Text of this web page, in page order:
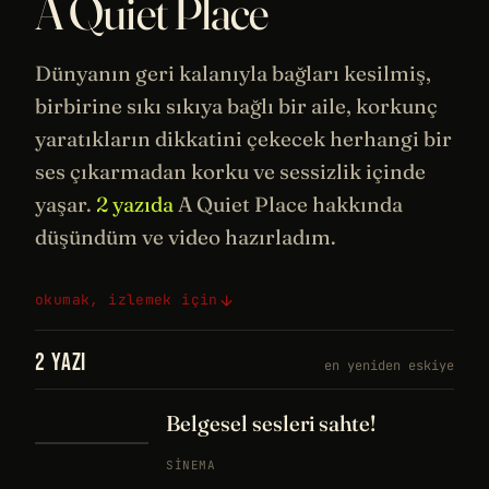
A Quiet Place
Dünyanın geri kalanıyla bağları kesilmiş,
birbirine sıkı sıkıya bağlı bir aile, korkunç
yaratıkların dikkatini çekecek herhangi bir
ses çıkarmadan korku ve sessizlik içinde
yaşar. 2 yazıdaA Quiet Place hakkında
düşündüm ve video hazırladım.
okumak, izlemek için
2 YAZI en yeniden eskiye
Belgesel sesleri sahte!
SINEMA